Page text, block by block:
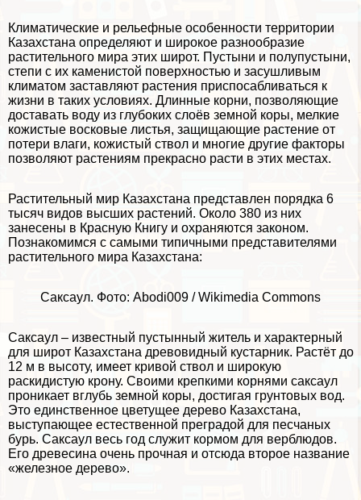
Климатические и рельефные особенности территории
Казахстана определяют и широкое разнообразие
растительного мира этих широт. Пустыни и полупустыни,
степи с их каменистой поверхностью и засушливым
климатом заставляют растения приспосабливаться к
жизни в таких условиях. Длинные корни, позволяющие
доставать воду из глубоких слоёв земной коры, мелкие
кожистые восковые листья, защищающие растение от
потери влаги, кожистый ствол и многие другие факторы
позволяют растениям прекрасно расти в этих местах.
Растительный мир Казахстана представлен порядка 6
тысяч видов высших растений. Около 380 из них
занесены в Красную Книгу и охраняются законом.
Познакомимся с самыми типичными представителями
растительного мира Казахстана:
Саксаул. Фото: Abodi009 / Wikimedia Commons
Саксаул – известный пустынный житель и хаpaктерный
для широт Казахстана древовидный кустарник. Растёт до
12 м в высоту, имеет кривой ствол и широкую
раскидистую крону. Своими крепкими корнями саксаул
проникает вглубь земной коры, достигая грунтовых вод.
Это единственное цветущее дерево Казахстана,
выступающее естественной преградой для песчаных
бурь. Саксаул весь год служит кормом для верблюдов.
Его древесина очень прочная и отсюда второе название
«железное дерево».